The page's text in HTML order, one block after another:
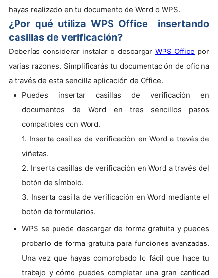
hayas realizado en tu documento de Word o WPS.
¿Por qué utiliza WPS Office insertando
casillas de verificación?
Deberías considerar instalar o descargar WPS Office por
varias razones. Simplificarás tu documentación de oficina
a través de esta sencilla aplicación de Office.
Puedes insertar casillas de verificación en
documentos de Word en tres sencillos pasos
compatibles con Word.
1. Inserta casillas de verificación en Word a través de
viñetas.
2. Inserta casillas de verificación en Word a través del
botón de símbolo.
3. Inserta casilla de verificación en Word mediante el
botón de formularios.
WPS se puede descargar de forma gratuita y puedes
probarlo de forma gratuita para funciones avanzadas.
Una vez que hayas comprobado lo fácil que hace tu
trabajo y cómo puedes completar una gran cantidad